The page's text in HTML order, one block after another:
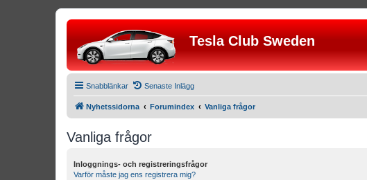
Tesla Club Sweden
Snabblänkar Senaste Inlägg
Nyhetssidorna Forumindex Vanliga frågor
Vanliga frågor
Inloggnings- och registreringsfrågor
Varför måste jag ens registrera mig?